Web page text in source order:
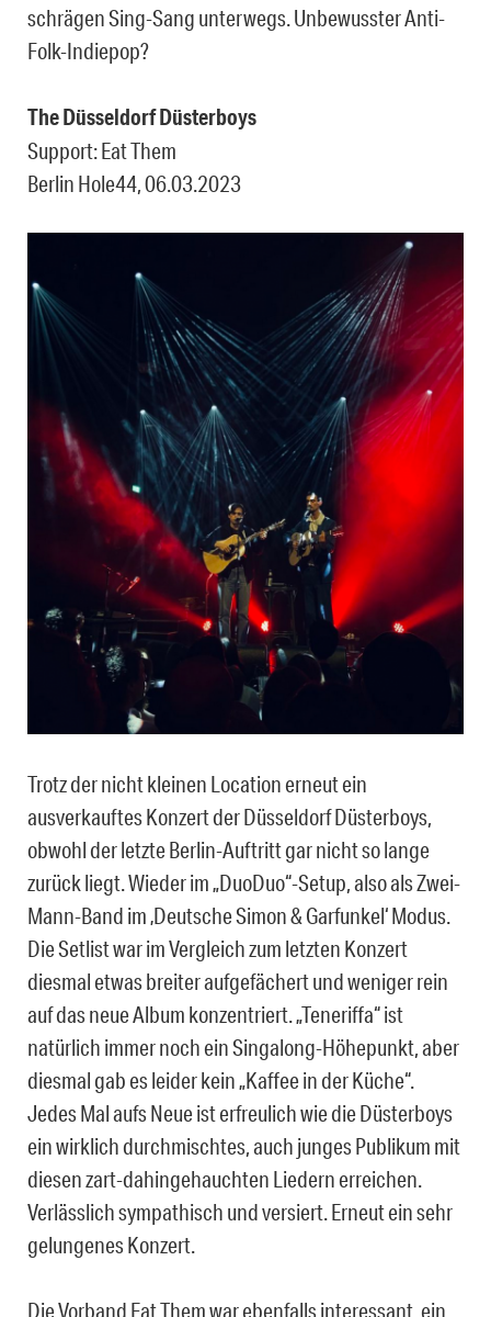
schrägen Sing-Sang unterwegs. Unbewusster Anti-
Folk-Indiepop?
The Düsseldorf Düsterboys
Support: Eat Them
Berlin Hole44, 06.03.2023
Trotz der nicht kleinen Location erneut ein
ausverkauftes Konzert der Düsseldorf Düsterboys,
obwohl der letzte Berlin-Auftritt gar nicht so lange
zurück liegt. Wieder im „DuoDuo“-Setup, also als Zwei-
Mann-Band im ‚Deutsche Simon & Garfunkel‘ Modus.
Die Setlist war im Vergleich zum letzten Konzert
diesmal etwas breiter aufgefächert und weniger rein
auf das neue Album konzentriert. „Teneriffa“ ist
natürlich immer noch ein Singalong-Höhepunkt, aber
diesmal gab es leider kein „Kaffee in der Küche“.
Jedes Mal aufs Neue ist erfreulich wie die Düsterboys
ein wirklich durchmischtes, auch junges Publikum mit
diesen zart-dahingehauchten Liedern erreichen.
Verlässlich sympathisch und versiert. Erneut ein sehr
gelungenes Konzert.
Die Vorband Eat Them war ebenfalls interessant, ein